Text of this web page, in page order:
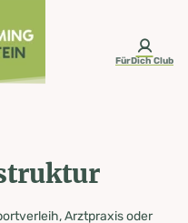
FürDich Club
Arztpraxis oder